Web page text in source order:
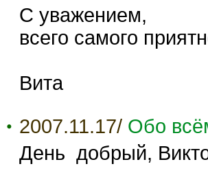
С уважением,
всего самого
Вита
2007.11.17/ Обо
День добрый,